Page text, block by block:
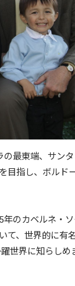
最東端、サン
目指し、ボルド
のカベルネ・
て、世界的に有
世界に知らしめ